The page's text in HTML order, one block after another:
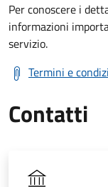
Per conoscere i
informazioni
servizio.
Termini e
Contatti